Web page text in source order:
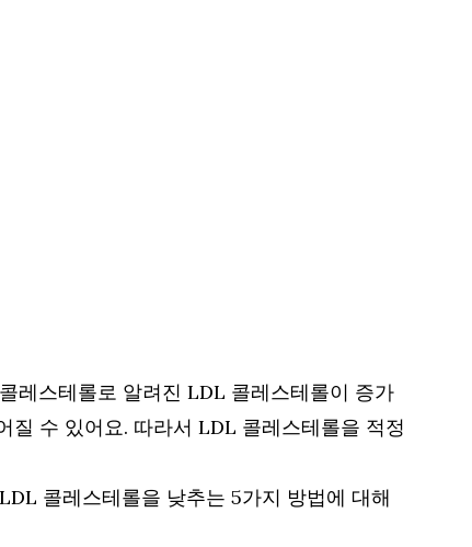
레스테롤로 알려진 LDL 콜레스테롤이 증가
질 수 있어요. 따라서 LDL 콜레스테롤을 적정
콜레스테롤을 낮추는 5가지 방법에 대해